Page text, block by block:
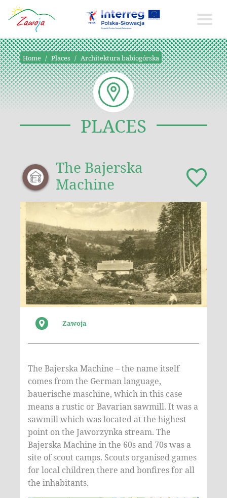
Home Places Architektura babiogórska
PLACES
The Bajerska
Machine
Zawoja
The Bajerska Machine – the name itself
comes from the German language,
bauerische maschine, which in this case
means a rustic or Bavarian sawmill. It was a
sawmill which was located at the highest
point on the Jaworzynka stream. The
Bajerska Machine in the 60s and 70s was a
site of scout camps. Scouts organised games
for local children there and bonfires for all
the inhabitants.